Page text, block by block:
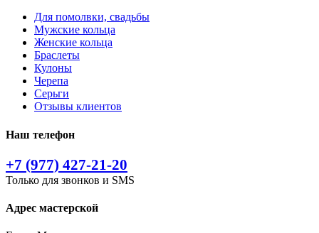
Для помолвки, свадьбы
Мужские кольца
Женские кольца
Браслеты
Кулоны
Черепа
Серьги
Отзывы клиентов
Наш телефон
+7 (977) 427-21-20
Только для звонков и SMS
Адрес мастерской